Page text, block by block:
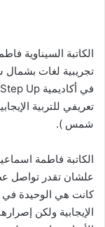
الكاتبة السيناوية
تجريبية لغات بشمال
تعريفي للتربية
شمس ).
الكاتبة فاطمة
علشان تقدر تواصل
كانت هي الوحيدة في
الإيجابية ولكن